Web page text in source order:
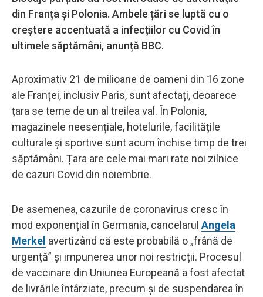
din Franța și Polonia. Ambele țări se luptă cu o
creștere accentuată a infecțiilor cu Covid în
ultimele săptămâni, anunță BBC.
Aproximativ 21 de milioane de oameni din 16 zone
ale Franței, inclusiv Paris, sunt afectați, deoarece
țara se teme de un al treilea val. În Polonia,
magazinele neesențiale, hotelurile, facilitățile
culturale și sportive sunt acum închise timp de trei
săptămâni. Țara are cele mai mari rate noi zilnice
de cazuri Covid din noiembrie.
De asemenea, cazurile de coronavirus cresc în
mod exponențial în Germania, cancelarul Angela
Merkel avertizând că este probabilă o „frână de
urgență” și impunerea unor noi restricții. Procesul
de vaccinare din Uniunea Europeană a fost afectat
de livrările întârziate, precum și de suspendarea în